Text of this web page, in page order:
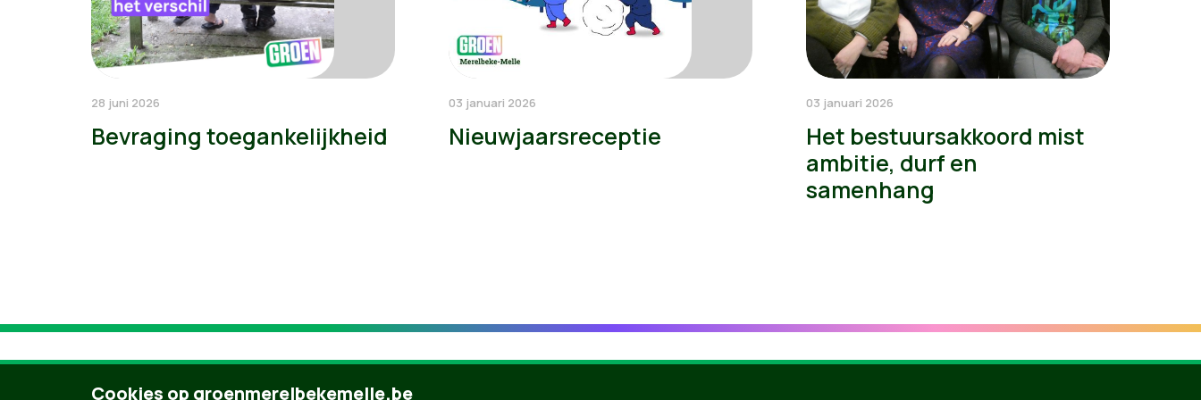
28 juni 2026
Bevraging toegankelijkheid
03 januari 2026
Nieuwjaarsreceptie
03 januari 2026
Het bestuursakkoord mist
ambitie, durf en
samenhang
Cookies op groenmerelbekemelle.be